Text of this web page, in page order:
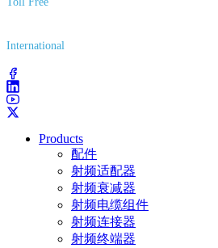
International
Products
配件
射频适配器
射频衰减器
射频电缆组件
射频连接器
射频终端器